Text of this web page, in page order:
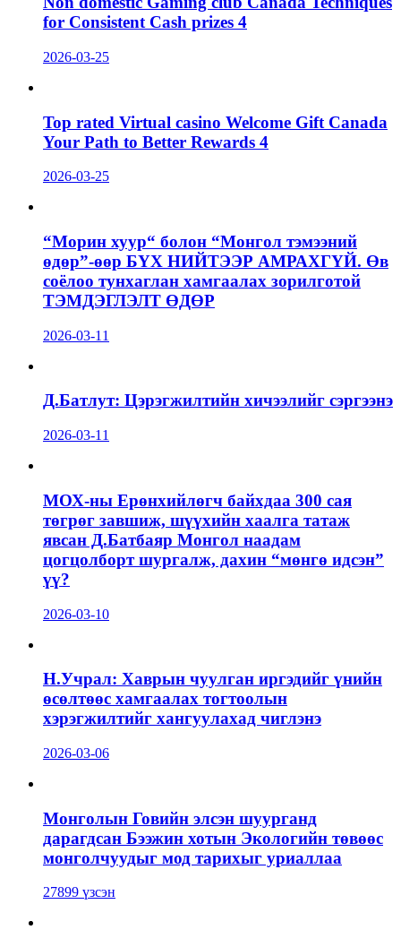
for Consistent Cash prizes 4
2026-03-25
Top rated Virtual casino Welcome Gift Canada
Your Path to Better Rewards 4
2026-03-25
“Морин хуур“ болон “Монгол тэмээний
өдөр”-өөр БҮХ НИЙТЭЭР АМРАХГҮЙ. Өв
соёлоо тунхаглан хамгаалах зорилготой
ТЭМДЭГЛЭЛТ ӨДӨР
2026-03-11
Д.Батлут: Цэрэгжилтийн хичээлийг сэргээнэ
2026-03-11
МОХ-ны Ерөнхийлөгч байхдаа 300 сая
төгрөг завшиж, шүүхийн хаалга татаж
явсан Д.Батбаяр Монгол наадам
цогцолборт шургалж, дахин “мөнгө идсэн”
үү?
2026-03-10
Н.Учрал: Хаврын чуулган иргэдийг үнийн
өсөлтөөс хамгаалах тогтоолын
хэрэгжилтийг хангуулахад чиглэнэ
2026-03-06
Монголын Говийн элсэн шуурганд
дарагдсан Бээжин хотын Экологийн төвөөс
монголчуудыг мод тарихыг уриаллаа
27899 үзсэн